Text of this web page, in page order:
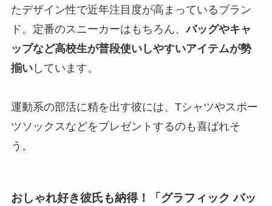
たデザイン性で近年注目度が高まっているブラン
ド。定番のスニーカーはもちろん、バッグやキャ
ップなど高校生が普段使いしやすいアイテムが勢
揃いしています。
運動系の部活に精を出す彼には、Tシャツやスポー
ツソックスなどをプレゼントするのも喜ばれそ
う。
おしゃれ好き彼氏も納得！「グラフィック バッ